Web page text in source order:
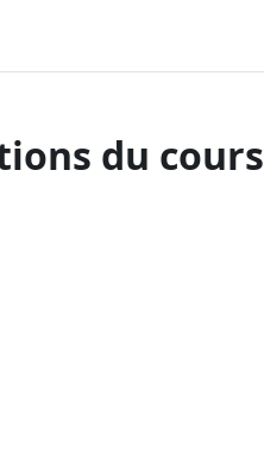
du cours